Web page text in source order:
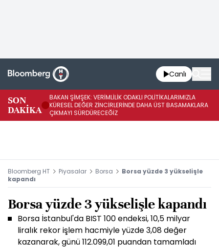
Canlı
SON
DAKİKA
BAKAN ŞİMŞEK: VERİMLİLİK ODAKLI POLİTİKALARIMIZLA
KÜRESEL DEĞER ZİNCİRLERİNDE DAHA ÜST BASAMAKLARA
ÇIKMAYI SÜRDÜRECEĞİZ
Bloomberg HT Piyasalar Borsa
Borsa yüzde 3 yükselişle
kapandı
Borsa yüzde 3 yükselişle kapandı
Borsa İstanbul'da BIST 100 endeksi, 10,5 milyar
liralık rekor işlem hacmiyle yüzde 3,08 değer
kazanarak, günü 112.099,01 puandan tamamladı